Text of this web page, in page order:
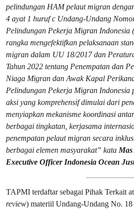
pelindungan HAM pelaut migran
4 ayat 1 huruf c Undang-Undang
Pelindungan Pekerja Migran Indonesia
rangka mengefektifkan pelaksanaan
migran dalam UU 18/2017 dan
Tahun 2022 tentang Penempatan dan
Niaga Migran dan Awak Kapal
Pelindungan Pekerja Migran Indonesia
aksi yang komprehensif dimulai dari
menyiapkan mekanisme koordinasi
berbagai tingkatan, kerjasama
penempatan pelaut migran secara
berbagai elemen masyarakat” kata
Executive Officer Indonesia Ocean
TAPMI terdaftar sebagai Pihak Terkait
review) materiil Undang-Undang No. 18